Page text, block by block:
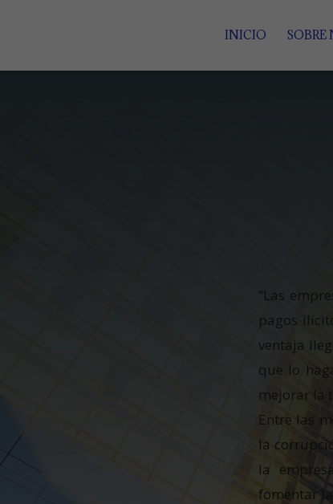
INICIO SOBRE
“Las
pagos
ventaja
que lo
mejorar la
Entre las
la
la
fomentar